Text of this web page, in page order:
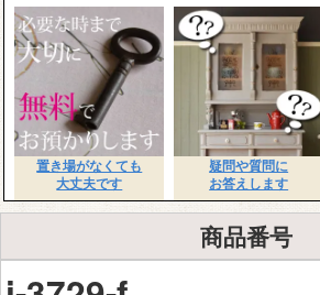
置き場がなくても
大丈夫です
疑問や質問に
お答えします
商品番号